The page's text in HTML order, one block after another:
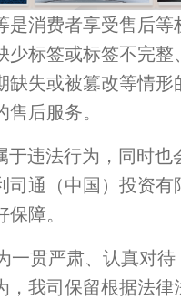
是消费者享受售后
少标签或标签不完整
缺失或被篡改等情形
后服务。
于违法行为，同时
司通（中国）投资
障。
一贯严肃、认真对
，我司保留根据法律